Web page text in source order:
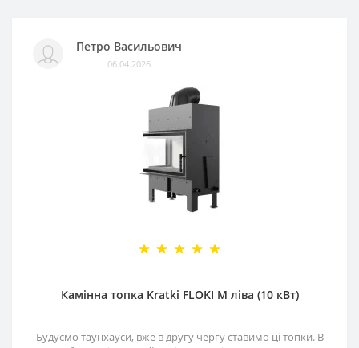
Петро Васильович
06.04.2026
Камінна топка Kratki FLOKI M ліва (10 кВт)
Будуємо таунхауси, вже в другу чергу ставимо ці топки. В